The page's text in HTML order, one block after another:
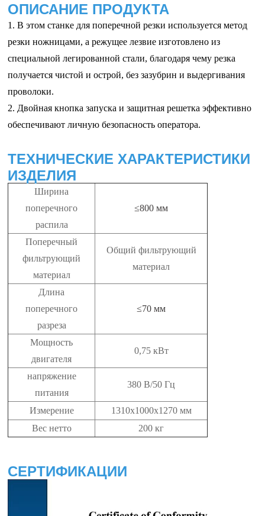
ОПИСАНИЕ ПРОДУКТА
1. В этом станке для поперечной резки используется метод
резки ножницами, а режущее лезвие изготовлено из
специальной легированной стали, благодаря чему резка
получается чистой и острой, без зазубрин и выдергивания
проволоки.
2. Двойная кнопка запуска и защитная решетка эффективно
обеспечивают личную безопасность оператора.
ТЕХНИЧЕСКИЕ ХАРАКТЕРИСТИКИ
ИЗДЕЛИЯ
Ширина
поперечного
распила
≤800 мм
Поперечный
фильтрующий
материал
Общий фильтрующий
материал
Длина
поперечного
разреза
≤70 мм
Мощность
двигателя
0,75 кВт
напряжение
питания
380 В/50 Гц
Измерение
1310x1000x1270 мм
Вес нетто
200 кг
СЕРТИФИКАЦИИ